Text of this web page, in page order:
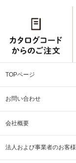
TOPページ
お問い合わせ
会社概要
法人および事業者のお客様